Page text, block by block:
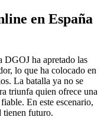
en España
DGOJ ha apretado las
lo que ha colocado en
La batalla ya no se
triunfa quien ofrece una
En este escenario,
tienen futuro.